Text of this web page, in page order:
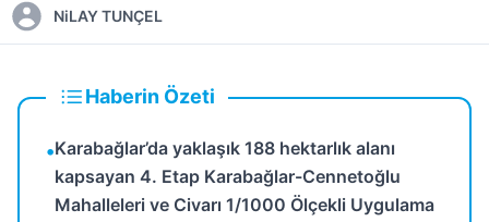
NiLAY TUNÇEL
Haberin Özeti
•Karabağlar’da yaklaşık 188 hektarlık alanı
kapsayan 4. Etap Karabağlar-Cennetoğlu
Mahalleleri ve Civarı 1/1000 Ölçekli Uygulama